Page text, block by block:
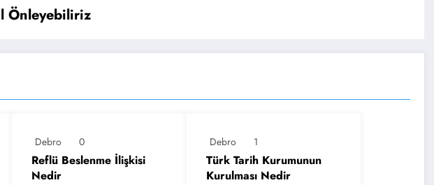
Önleyebiliriz
Debro 0
Reflü Beslenme İlişkisi
Nedir
Debro 1
Türk Tarih Kurumunun
Kurulması Nedir